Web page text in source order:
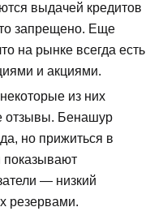
выдачей кредитов
запрещено. Еще
на рынке всегда есть
и акциями.
из них
отзывы. Бенашур
но прижиться в
показывают
— низкий
резервами.